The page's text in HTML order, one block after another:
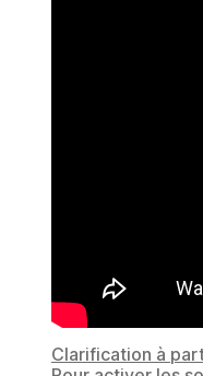
Clarification à